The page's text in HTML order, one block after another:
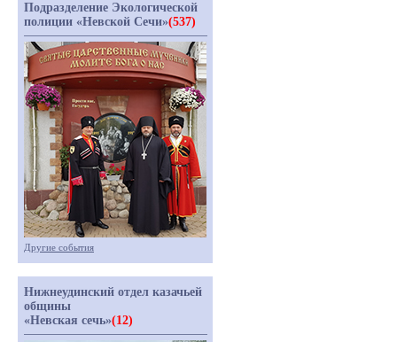
Подразделение Экологической
полиции «Невской Сечи»(537)
Другие события
Нижнеудинский отдел казачьей
общины
«Невская сечь»(12)